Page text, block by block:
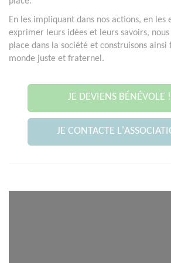
En les impliquant dans nos actions, en les
exprimer leurs idées et leurs savoirs,
place dans la société et construisons ainsi
monde juste et fraternel.
JE DEVIENS BÉNÉVOLE !
JE CONTACTE